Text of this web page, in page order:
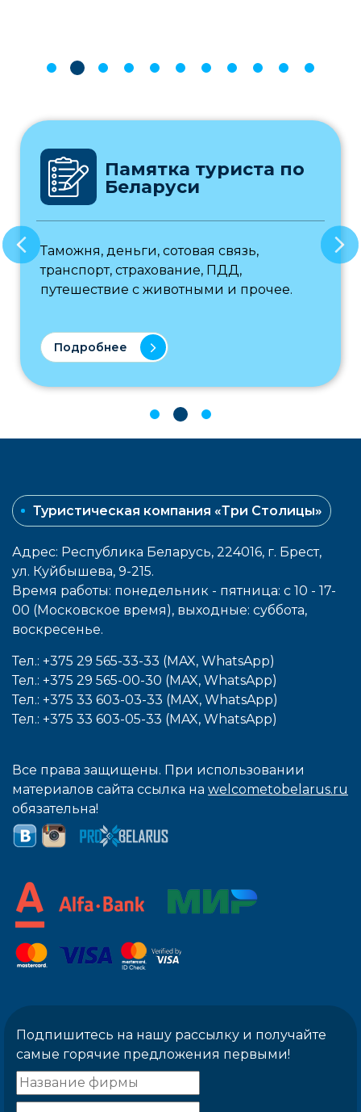
Памятка туриста по
Беларуси
Таможня, деньги, сотовая связь,
транспорт, страхование, ПДД,
путешествие с животными и прочее.
Подробнее
Туристическая компания «Три Столицы»
Адрес: Республика Беларусь, 224016, г. Брест,
ул. Куйбышева, 9-215.
Время работы: понедельник - пятница: с 10 - 17-
00 (Московское время), выходные: cуббота,
воcкресенье.
Тел.: +375 29 565-33-33 (MAX, WhatsApp)
Тел.: +375 29 565-00-30 (MAX, WhatsApp)
Тел.: +375 33 603-03-33 (MAX, WhatsApp)
Тел.: +375 33 603-05-33 (MAX, WhatsApp)
Все права защищены. При использовании
материалов сайта ссылка на welcometobelarus.ru
обязательна!
Подпишитесь на нашу рассылку и получайте
самые горячие предложения первыми!